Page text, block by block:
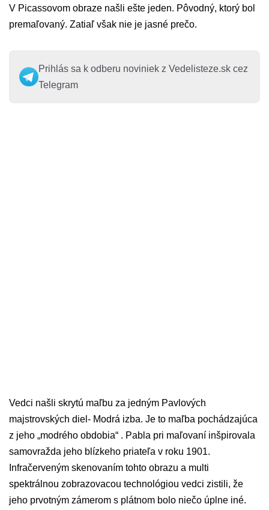
V Picassovom obraze našli ešte jeden. Pôvodný, ktorý bol
premaľovaný. Zatiaľ však nie je jasné prečo.
Prihlás sa k odberu noviniek z Vedelisteze.sk cez
Telegram
Vedci našli skrytú maľbu za jedným Pavlových
majstrovských diel- Modrá izba. Je to maľba pochádzajúca
z jeho „modrého obdobia“ . Pabla pri maľovaní inšpirovala
samovražda jeho blízkeho priateľa v roku 1901.
Infračerveným skenovaním tohto obrazu a multi
spektrálnou zobrazovacou technológiou vedci zistili, že
jeho prvotným zámerom s plátnom bolo niečo úplne iné.